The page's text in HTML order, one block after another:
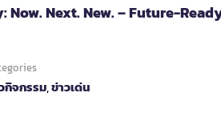
Now. Next. New. – Future-
กิจกรรม,ข่าวเด่น